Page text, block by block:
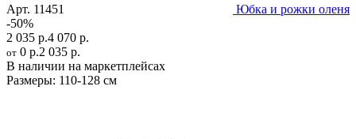
Арт. 11451
Юбка и рожки оленя
-50%
2 035 р.4 070 р.
от 0 р.2 035 р.
В наличии на маркетплейсах
Размеры: 110-128 см